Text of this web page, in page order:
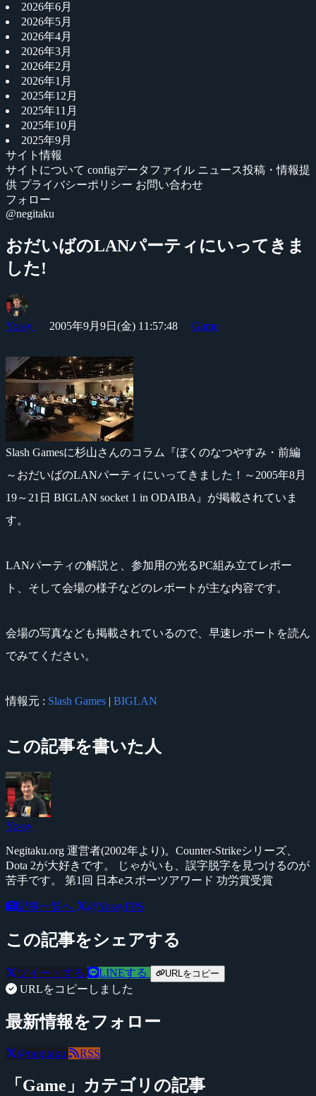
2026年6月
2026年5月
2026年4月
2026年3月
2026年2月
2026年1月
2025年12月
2025年11月
2025年10月
2025年9月
サイト情報
サイトについて configデータファイル ニュース投稿・情報提
供 プライバシーポリシー お問い合わせ
フォロー
@negitaku
おだいばのLANパーティにいってきま
した!
Yossy 2005年9月9日(金) 11:57:48 Game
Slash Gamesに杉山さんのコラム『ぼくのなつやすみ・前編
～おだいばのLANパーティにいってきました！～2005年8月
19～21日 BIGLAN socket 1 in ODAIBA』が掲載されていま
す。
LANパーティの解説と、参加用の光るPC組み立てレポー
ト、そして会場の様子などのレポートが主な内容です。
会場の写真なども掲載されているので、早速レポートを読ん
でみてください。
情報元 : Slash Games | BIGLAN
この記事を書いた人
Yossy
Negitaku.org 運営者(2002年より)。Counter-Strikeシリーズ、
Dota 2が大好きです。 じゃがいも、誤字脱字を見つけるのが
苦手です。 第1回 日本eスポーツアワード 功労賞受賞
記事一覧へ @YossyFPS
この記事をシェアする
ツイートする LINEする URLをコピー
URLをコピーしました
最新情報をフォロー
@negitaku RSS
「Game」カテゴリの記事